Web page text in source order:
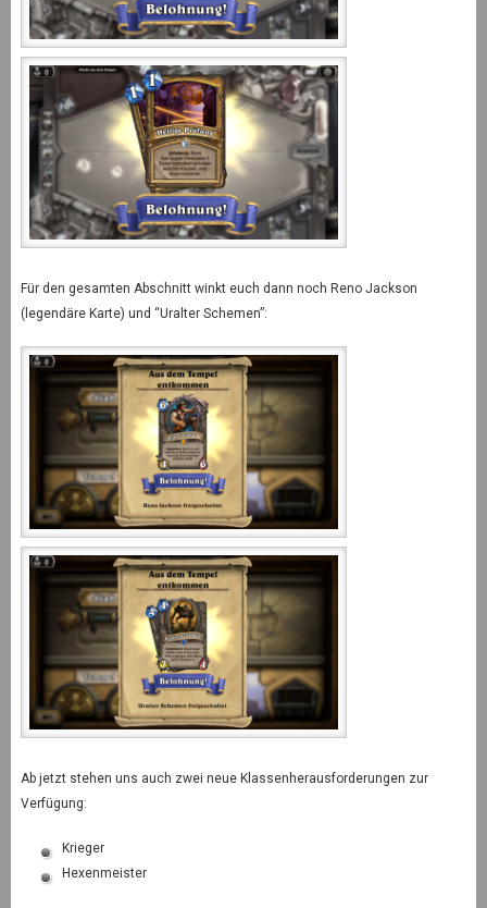
Für den gesamten Abschnitt winkt euch dann noch Reno Jackson
(legendäre Karte) und “Uralter Schemen”:
Ab jetzt stehen uns auch zwei neue Klassenherausforderungen zur
Verfügung:
Krieger
Hexenmeister